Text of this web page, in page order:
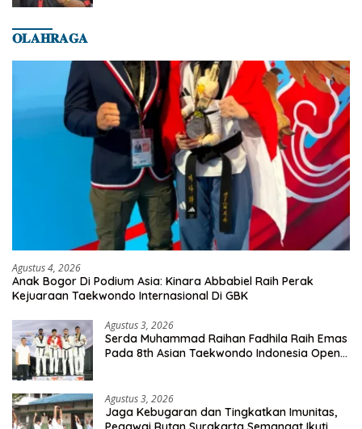
𝐎𝐋𝐀𝐇𝐑𝐀𝐆𝐀
Agustus 4, 2026
Anak Bogor Di Podium Asia: Kinara Abbabiel Raih Perak
Kejuaraan Taekwondo Internasional Di GBK
Agustus 3, 2026
Serda Muhammad Raihan Fadhila Raih Emas
Pada 8th Asian Taekwondo Indonesia Open
Agustus 3, 2026
Jaga Kebugaran dan Tingkatkan Imunitas,